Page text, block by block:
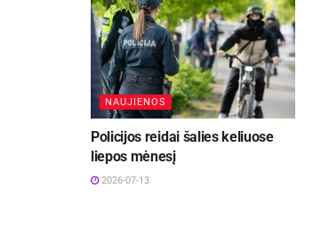
NAUJIENOS
Policijos reidai šalies keliuose
liepos mėnesį
2026-07-13